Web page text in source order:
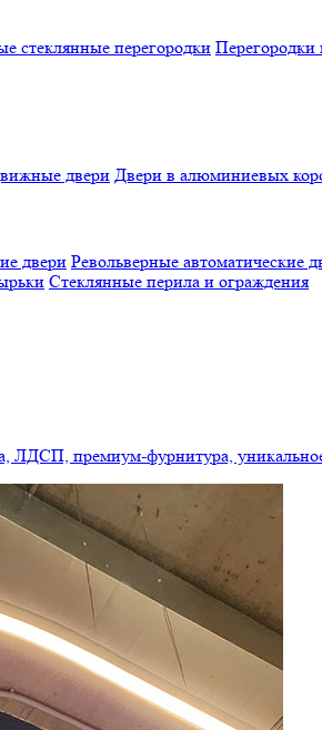
стеклянные перегородки
двери Двери в алюминиевых
двери Револьверные автоматические
Стеклянные перила и ограждения
ЛДСП, премиум-фурнитура,